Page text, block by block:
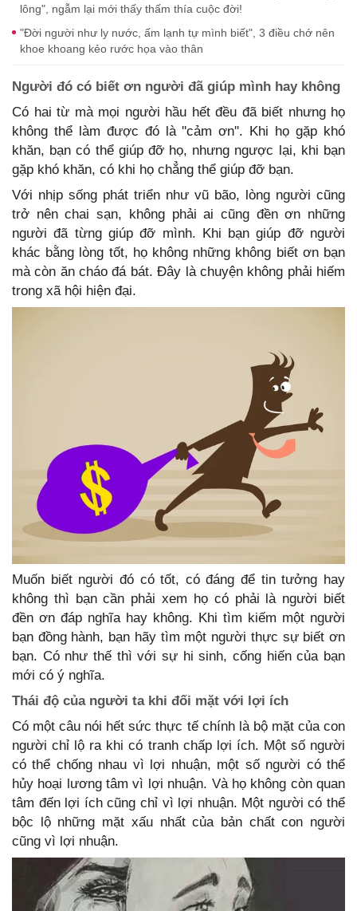
lông", ngẫm lại mới thấy thấm thía cuộc đời!
"Đời người như ly nước, ấm lạnh tự mình biết", 3 điều chớ nên
khoe khoang kẻo rước họa vào thân
Người đó có biết ơn người đã giúp mình hay không
Có hai từ mà mọi người hầu hết đều đã biết nhưng họ
không thể làm được đó là ''cảm ơn''. Khi họ gặp khó
khăn, bạn có thể giúp đỡ họ, nhưng ngược lại, khi bạn
gặp khó khăn, có khi họ chẳng thể giúp đỡ bạn.
Với nhịp sống phát triển như vũ bão, lòng người cũng
trở nên chai sạn, không phải ai cũng đền ơn những
người đã từng giúp đỡ mình. Khi bạn giúp đỡ người
khác bằng lòng tốt, họ không những không biết ơn bạn
mà còn ăn cháo đá bát. Đây là chuyện không phải hiếm
trong xã hội hiện đại.
Muốn biết người đó có tốt, có đáng để tin tưởng hay
không thì bạn cần phải xem họ có phải là người biết
đền ơn đáp nghĩa hay không. Khi tìm kiếm một người
bạn đồng hành, bạn hãy tìm một người thực sự biết ơn
bạn. Có như thế thì với sự hi sinh, cống hiến của bạn
mới có ý nghĩa.
Thái độ của người ta khi đối mặt với lợi ích
Có một câu nói hết sức thực tế chính là bộ mặt của con
người chỉ lộ ra khi có tranh chấp lợi ích. Một số người
có thể chống nhau vì lợi nhuận, một số người có thể
hủy hoại lương tâm vì lợi nhuận. Và họ không còn quan
tâm đến lợi ích cũng chỉ vì lợi nhuận. Một người có thể
bộc lộ những mặt xấu nhất của bản chất con người
cũng vì lợi nhuận.